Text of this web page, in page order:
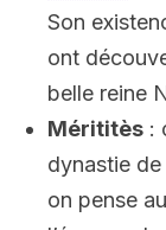
Son
ont
belle reine
Mérititès :
dynastie de
on pense